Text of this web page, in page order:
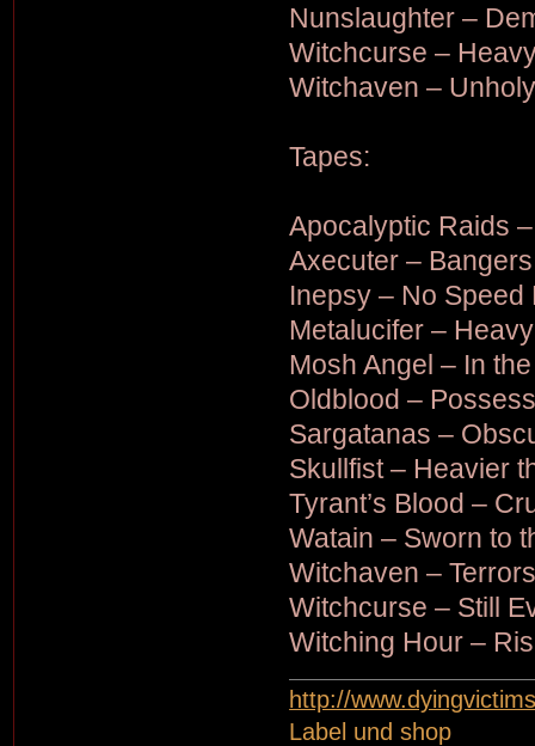
Nunslaughter –
Witchcurse –
Witchaven –
Tapes:
Apocalyptic Raids
Axecuter –
Inepsy – No
Metalucifer –
Mosh Angel – In
Oldblood –
Sargatanas –
Skullfist – Heavier
Tyrant’s Blood –
Watain – Sworn to
Witchaven –
Witchcurse – Still
Witching Hour –
http://
Label und shop